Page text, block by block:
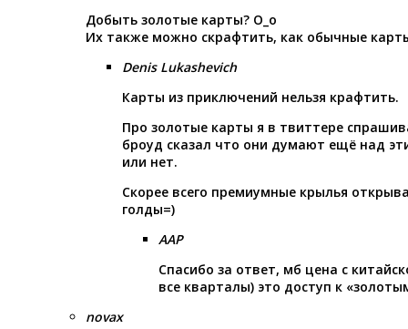
Добыть золотые карты? О_о
Их также можно скрафтить, как обычные
Denis Lukashevich
Карты из приключений нельзя крафтить.
Про золотые карты я в твиттере
броуд сказал что они думают ещё над
или нет.
Скорее всего премиумные крылья
голды=)
AAP
Спасибо за ответ, мб цена с
все кварталы) это доступ к
novax